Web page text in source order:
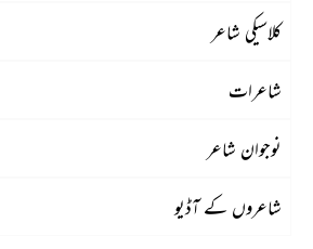
کلاسیکی شاعر
شاعرات
نوجوان شاعر
شاعروں کے آڈیو